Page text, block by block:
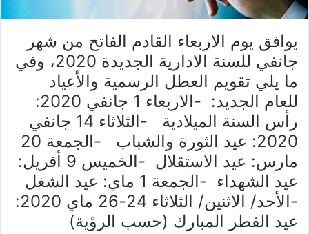
يوافق يوم الاربعاء القادم الفاتح من شهر
جانفي للسنة الادارية الجديدة 2020، وفي
ما يلي تقويم العطل الرسمية والأعياد
للعام الجديد: -الاربعاء 1 جانفي 2020:
رأس السنة الميلادية -الثلاثاء 14 جانفي
2020: عيد الثورة والشباب -الجمعة 20
مارس: عيد الاستقلال -الخميس 9 أفريل:
عيد الشهداء -الجمعة 1 ماي: عيد الشغل
-الأحد/ الاثنين/ الثلاثاء 24-26 ماي 2020:
عيد الفطر المبارك (حسب الرؤية)